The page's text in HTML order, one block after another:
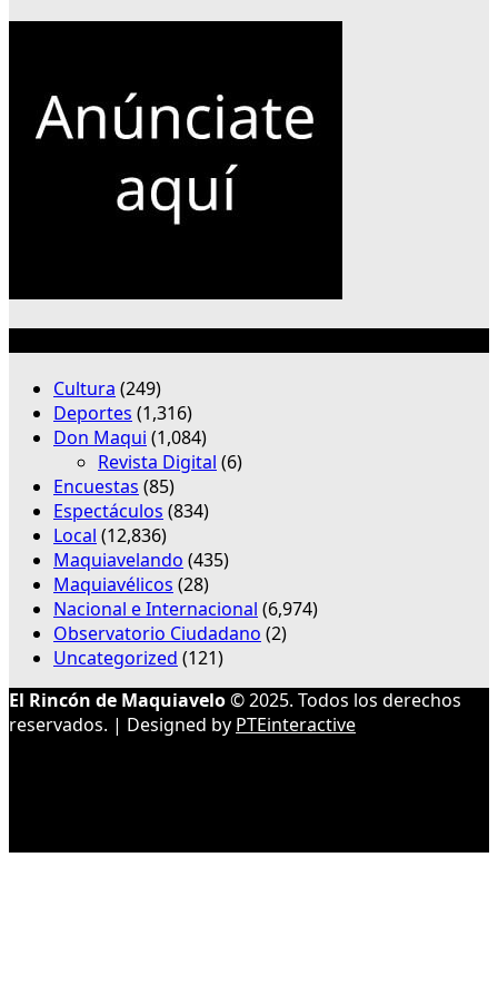
Cultura (249)
Deportes (1,316)
Don Maqui (1,084)
Revista Digital (6)
Encuestas (85)
Espectáculos (834)
Local (12,836)
Maquiavelando (435)
Maquiavélicos (28)
Nacional e Internacional (6,974)
Observatorio Ciudadano (2)
Uncategorized (121)
El Rincón de Maquiavelo© 2025. Todos los derechos
reservados. | Designed by PTEinteractive